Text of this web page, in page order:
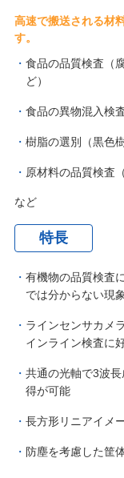
高速で搬送される材
す。
食品の品質検査（
ど）
食品の異物混入検
樹脂の選別（黒色
原材料の品質検査
など
特長
有機物の品質検査
では分からない現
ラインセンサカメ
インライン検査に
共通の光軸で3波
得が可能
長方形リニアイメ
防塵を考慮した筐